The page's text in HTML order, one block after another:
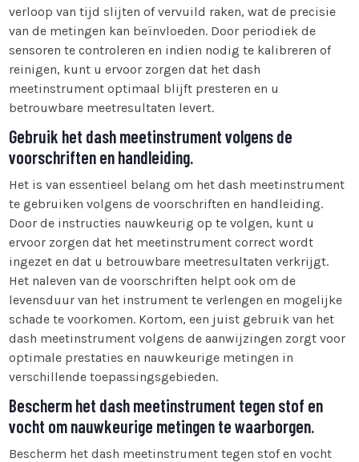
verloop van tijd slijten of vervuild raken, wat de precisie
van de metingen kan beïnvloeden. Door periodiek de
sensoren te controleren en indien nodig te kalibreren of
reinigen, kunt u ervoor zorgen dat het dash
meetinstrument optimaal blijft presteren en u
betrouwbare meetresultaten levert.
Gebruik het dash meetinstrument volgens de
voorschriften en handleiding.
Het is van essentieel belang om het dash meetinstrument
te gebruiken volgens de voorschriften en handleiding.
Door de instructies nauwkeurig op te volgen, kunt u
ervoor zorgen dat het meetinstrument correct wordt
ingezet en dat u betrouwbare meetresultaten verkrijgt.
Het naleven van de voorschriften helpt ook om de
levensduur van het instrument te verlengen en mogelijke
schade te voorkomen. Kortom, een juist gebruik van het
dash meetinstrument volgens de aanwijzingen zorgt voor
optimale prestaties en nauwkeurige metingen in
verschillende toepassingsgebieden.
Bescherm het dash meetinstrument tegen stof en
vocht om nauwkeurige metingen te waarborgen.
Bescherm het dash meetinstrument tegen stof en vocht